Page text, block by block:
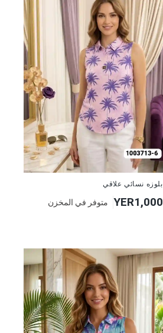
بلوزه نسائي علاقي
YER1,000 متوفر في المخزن